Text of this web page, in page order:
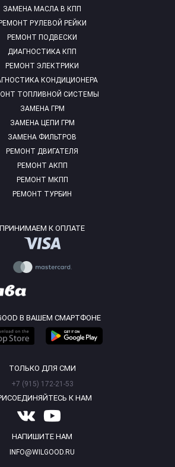
ЗАМЕНА МАСЛА В КПП
РЕМОНТ РУЛЕВОЙ РЕЙКИ
РЕМОНТ ПОДВЕСКИ
ДИАГНОСТИКА КПП
РЕМОНТ ЭЛЕКТРИКИ
КОНДИЦИОНЕРА
ТОПЛИВНОЙ СИСТЕМЫ
ЗАМЕНА ГРМ
ЗАМЕНА ЦЕПИ ГРМ
ЗАМЕНА ФИЛЬТРОВ
РЕМОНТ ДВИГАТЕЛЯ
РЕМОНТ АКПП
РЕМОНТ МКПП
РЕМОНТ ТУРБИН
ПРИНИМАЕМ К ОПЛАТЕ
В ВАШЕМ СМАРТФОНЕ
ТОЛЬКО ДЛЯ СМИ
+7 (915) 172-21-53
К НАМ
НАПИШИТЕ НАМ
INFO@WILGOOD.RU